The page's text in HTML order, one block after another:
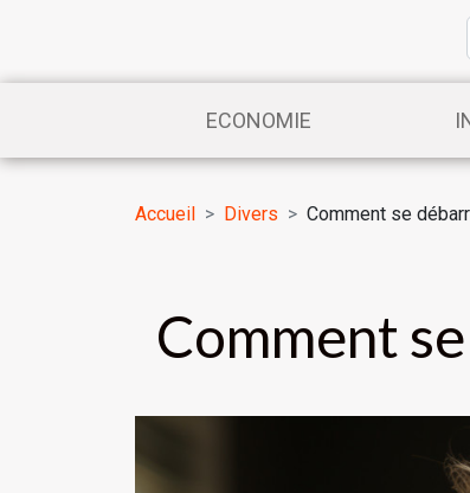
ECONOMIE
Accueil Divers Comment se
Comment